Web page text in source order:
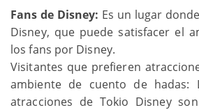
Fans de Disney: Es un lugar
Disney, que puede satisfacer el
los fans por Disney.
Visitantes que prefieren
ambiente de cuento de hadas:
atracciones de Tokio Disney